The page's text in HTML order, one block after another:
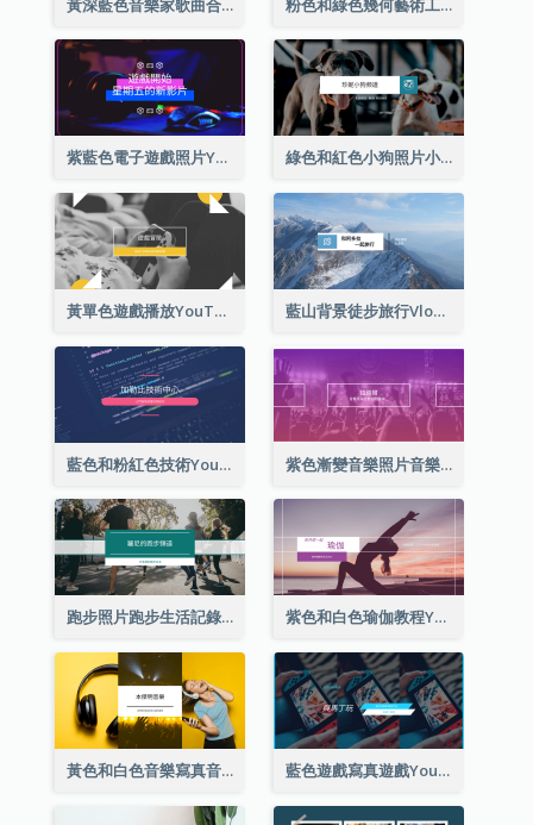
紫藍色電子遊戲照片YouTube頻道圖片 綠色和紅色小狗照片小狗影音網誌 YouTube頻道圖片
黃單色遊戲播放YouTube頻道圖片 藍山背景徒步旅行Vlog YouTube頻道圖片
藍色和粉紅色技術YouTube頻道圖片 紫色漸變音樂照片音樂YouTube頻道圖片
跑步照片跑步生活記錄YouTube頻道圖片 紫色和白色瑜伽教程YouTube頻道圖片
黃色和白色音樂寫真音樂頻道圖片 藍色遊戲寫真遊戲YouTube頻道圖片